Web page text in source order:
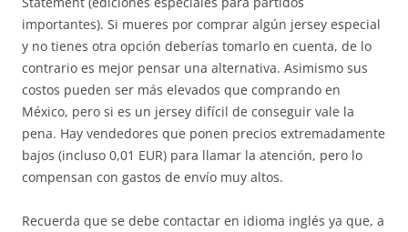
importantes). Si mueres por comprar algún jersey especial
y no tienes otra opción deberías tomarlo en cuenta, de lo
contrario es mejor pensar una alternativa. Asimismo sus
costos pueden ser más elevados que comprando en
México, pero si es un jersey difícil de conseguir vale la
pena. Hay vendedores que ponen precios extremadamente
bajos (incluso 0,01 EUR) para llamar la atención, pero lo
compensan con gastos de envío muy altos.
Recuerda que se debe contactar en idioma inglés ya que, a